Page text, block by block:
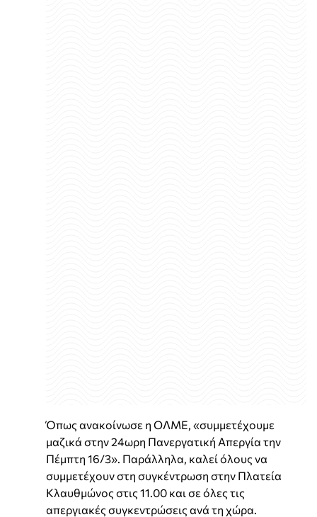
Όπως ανακοίνωσε η ΟΛΜΕ, «συμμετέχουμε
μαζικά στην 24ωρη Πανεργατική Απεργία την
Πέμπτη 16/3». Παράλληλα, καλεί όλους να
συμμετέχουν στη συγκέντρωση στην Πλατεία
Κλαυθμώνος στις 11.00 και σε όλες τις
απεργιακές συγκεντρώσεις ανά τη χώρα.